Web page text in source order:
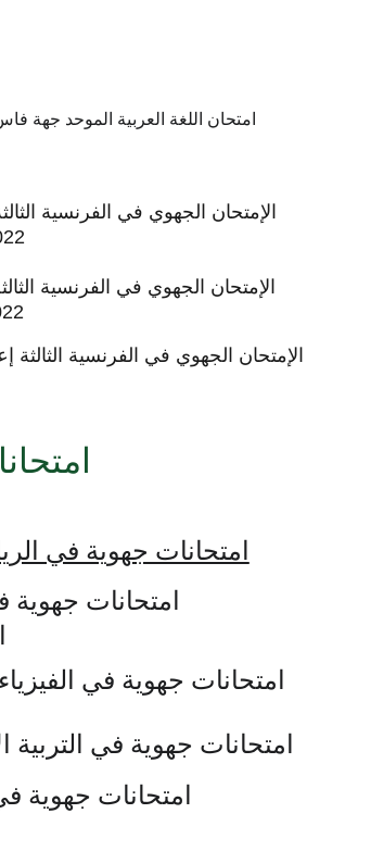
امتحان اللغة العربية الموحد جهة
الإمتحان الجهوي في الفرنسية
2022
الإمتحان الجهوي في الفرنسية
2022
امتحانات جهوية في
امتحانات جهوية
امتحانات جهوية في
امتحانات جهوية في التربية
امتحانات جهوية